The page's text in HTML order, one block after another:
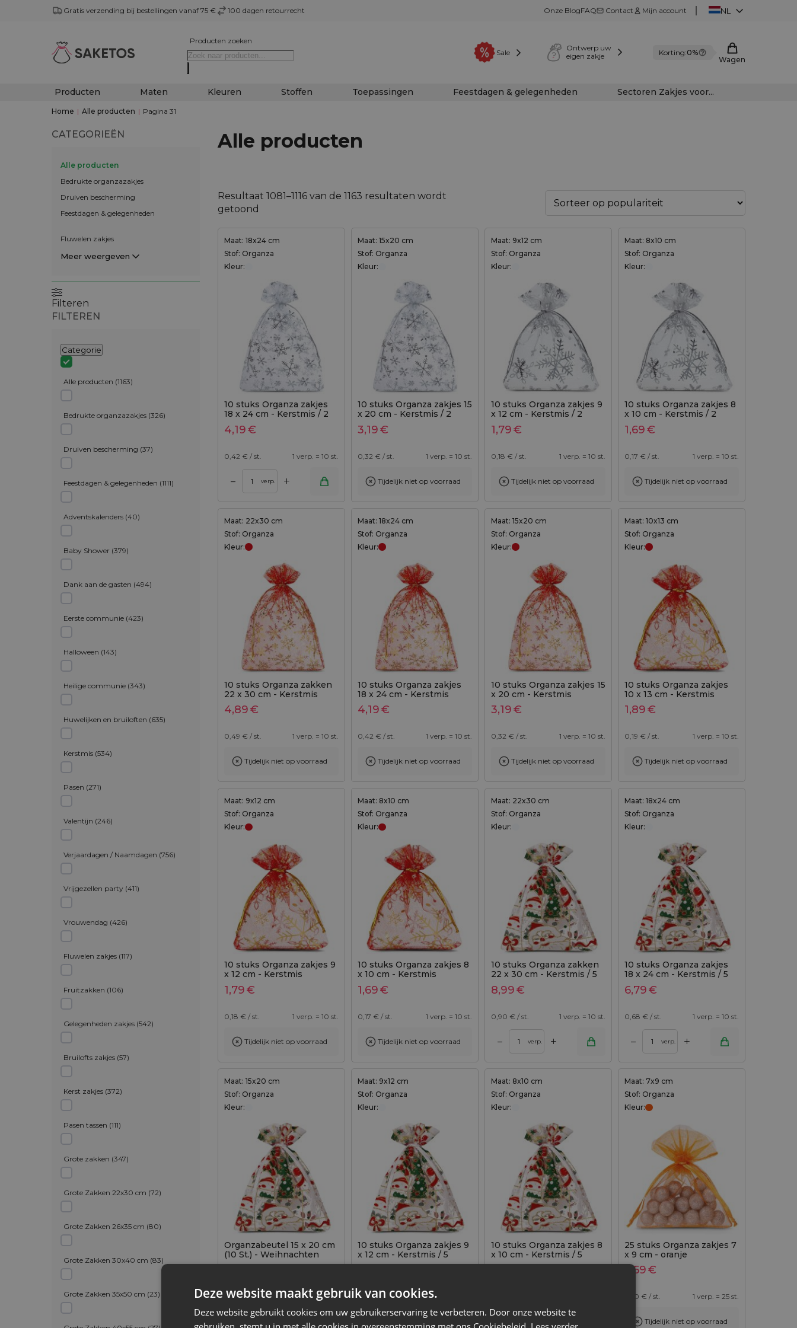
Gratis verzending bij bestellingen vanaf 75 € 100 dagen retourrecht Onze BlogFAQ Contact Mijn account NL
Producten zoeken
Sale
Ontwerp uw
eigen zakje
Korting:0%
Wagen
Producten Maten Kleuren Stoffen Toepassingen Feestdagen & gelegenheden Sectoren Zakjes voor...
Home | Alle producten | Pagina 31
CATEGORIEËN
Alle producten
Bedrukte organzazakjes
Druiven bescherming
Feestdagen & gelegenheden
Fluwelen zakjes
Meer weergeven
Filteren
FILTEREN
Categorie
Alle producten (1163)
Bedrukte organzazakjes (326)
Druiven bescherming (37)
Feestdagen & gelegenheden (1111)
Adventskalenders (40)
Baby Shower (379)
Dank aan de gasten (494)
Eerste communie (423)
Halloween (143)
Heilige communie (343)
Huwelijken en bruiloften (635)
Kerstmis (534)
Pasen (271)
Valentijn (246)
Verjaardagen / Naamdagen (756)
Vrijgezellen party (411)
Vrouwendag (426)
Fluwelen zakjes (117)
Fruitzakken (106)
Gelegenheden zakjes (542)
Bruilofts zakjes (57)
Kerst zakjes (372)
Pasen tassen (111)
Grote zakken (347)
Grote Zakken 22x30 cm (72)
Grote Zakken 26x35 cm (80)
Grote Zakken 30x40 cm (83)
Grote Zakken 35x50 cm (23)
Alle producten
Resultaat 1081–1116 van de 1163 resultaten wordt
getoond
Maat: 18x24 cm
Stof: Organza
Kleur:
10 stuks Organza zakjes
18 x 24 cm - Kerstmis / 2
4,19€
0,42 € / st. 1 verp. = 10 st.
– verp. +
aan winkelwagen
Maat: 15x20 cm
Stof: Organza
Kleur:
10 stuks Organza zakjes 15
x 20 cm - Kerstmis / 2
3,19€
0,32 € / st. 1 verp. = 10 st.
Tijdelijk niet op voorraad
Maat: 9x12 cm
Stof: Organza
Kleur:
10 stuks Organza zakjes 9
x 12 cm - Kerstmis / 2
1,79€
0,18 € / st. 1 verp. = 10 st.
Tijdelijk niet op voorraad
Maat: 8x10 cm
Stof: Organza
Kleur:
10 stuks Organza zakjes 8
x 10 cm - Kerstmis / 2
1,69€
0,17 € / st. 1 verp. = 10 st.
Tijdelijk niet op voorraad
Maat: 22x30 cm
Stof: Organza
Kleur:
10 stuks Organza zakken
22 x 30 cm - Kerstmis
4,89€
0,49 € / st. 1 verp. = 10 st.
Tijdelijk niet op voorraad
Maat: 18x24 cm
Stof: Organza
Kleur:
10 stuks Organza zakjes
18 x 24 cm - Kerstmis
4,19€
0,42 € / st. 1 verp. = 10 st.
Tijdelijk niet op voorraad
Maat: 15x20 cm
Stof: Organza
Kleur:
10 stuks Organza zakjes 15
x 20 cm - Kerstmis
3,19€
0,32 € / st. 1 verp. = 10 st.
Tijdelijk niet op voorraad
Maat: 10x13 cm
Stof: Organza
Kleur:
10 stuks Organza zakjes
10 x 13 cm - Kerstmis
1,89€
0,19 € / st. 1 verp. = 10 st.
Tijdelijk niet op voorraad
Maat: 9x12 cm
Stof: Organza
Kleur:
10 stuks Organza zakjes 9
x 12 cm - Kerstmis
1,79€
0,18 € / st. 1 verp. = 10 st.
Tijdelijk niet op voorraad
Maat: 8x10 cm
Stof: Organza
Kleur:
10 stuks Organza zakjes 8
x 10 cm - Kerstmis
1,69€
0,17 € / st. 1 verp. = 10 st.
Tijdelijk niet op voorraad
Maat: 22x30 cm
Stof: Organza
Kleur:
10 stuks Organza zakken
22 x 30 cm - Kerstmis / 5
8,99€
0,90 € / st. 1 verp. = 10 st.
– verp. +
Toevoegen aan winkelwagen
Maat: 18x24 cm
Stof: Organza
Kleur:
10 stuks Organza zakjes
18 x 24 cm - Kerstmis / 5
6,79€
0,68 € / st. 1 verp. = 10 st.
– verp. +
Toevoegen aan winkelwagen
Maat: 15x20 cm
Stof: Organza
Kleur:
Organzabeutel 15 x 20 cm
(10 St.) - Weihnachten
0,55 € / st. 1 verp. = 10 st.
Tijdelijk niet op voorraad
Maat: 9x12 cm
Stof: Organza
Kleur:
10 stuks Organza zakjes 9
x 12 cm - Kerstmis / 5
0,29 € / st. 1 verp. = 10 st.
+
Toevoegen aan winkelwagen
Maat: 8x10 cm
Stof: Organza
Kleur:
10 stuks Organza zakjes 8
x 10 cm - Kerstmis / 5
– +
Toevoegen aan winkelwagen
Maat: 7x9 cm
Stof: Organza
Kleur:
25 stuks Organza zakjes 7
x 9 cm - oranje
2,59€
0,10 € / st. 1 verp. = 25 st.
Tijdelijk niet op voorraad
Deze website maakt gebruik van cookies.
Deze website gebruikt cookies om uw gebruikerservaring te verbeteren. Door onze website te